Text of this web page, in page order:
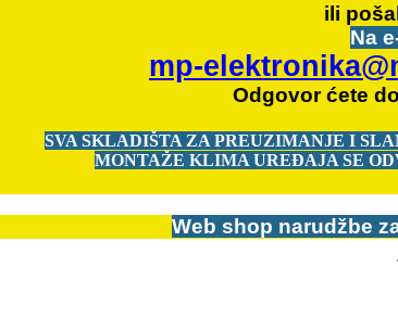
ili
Na
mp-
Odgovor ćete
SVA SKLADIŠTA ZA PREUZIMANJE I
MONTAŽE KLIMA UREĐAJA SE
Web shop narudžbe